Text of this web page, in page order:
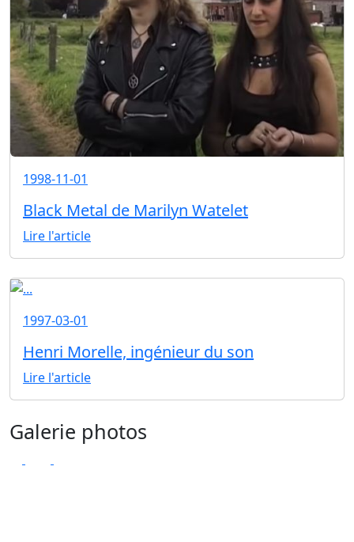
1998-11-01
Black Metal de Marilyn Watelet
Lire l'article
1997-03-01
Henri Morelle, ingénieur du son
Lire l'article
Galerie photos